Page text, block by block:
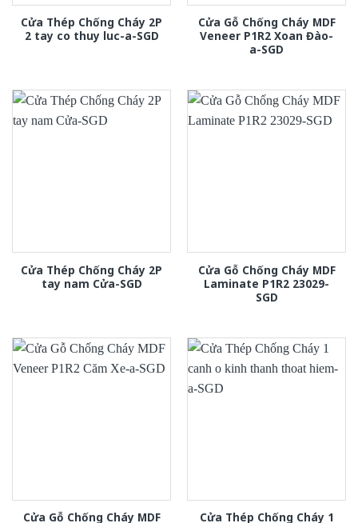
Cửa Thép Chống Cháy 2P
2 tay co thuy luc-a-SGD
Cửa Gỗ Chống Cháy MDF
Veneer P1R2 Xoan Đào-
a-SGD
Cửa Thép Chống Cháy 2P
tay nam Cửa-SGD
Cửa Gỗ Chống Cháy MDF
Laminate P1R2 23029-
SGD
Cửa Gỗ Chống Cháy MDF
Cửa Thép Chống Cháy 1